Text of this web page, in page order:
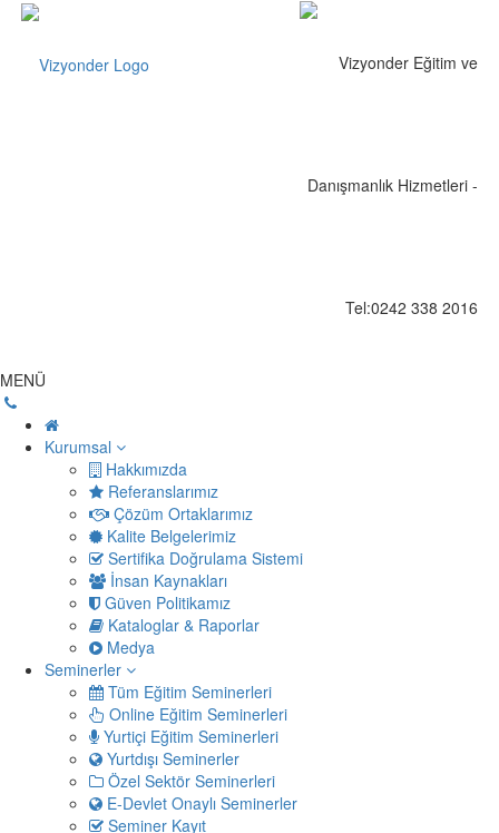
MENÜ
Kurumsal
Hakkımızda
Referanslarımız
Çözüm Ortaklarımız
Kalite Belgelerimiz
Sertifika Doğrulama Sistemi
İnsan Kaynakları
Güven Politikamız
Kataloglar & Raporlar
Medya
Seminerler
Tüm Eğitim Seminerleri
Online Eğitim Seminerleri
Yurtiçi Eğitim Seminerleri
Yurtdışı Seminerler
Özel Sektör Seminerleri
E-Devlet Onaylı Seminerler
Seminer Kayıt